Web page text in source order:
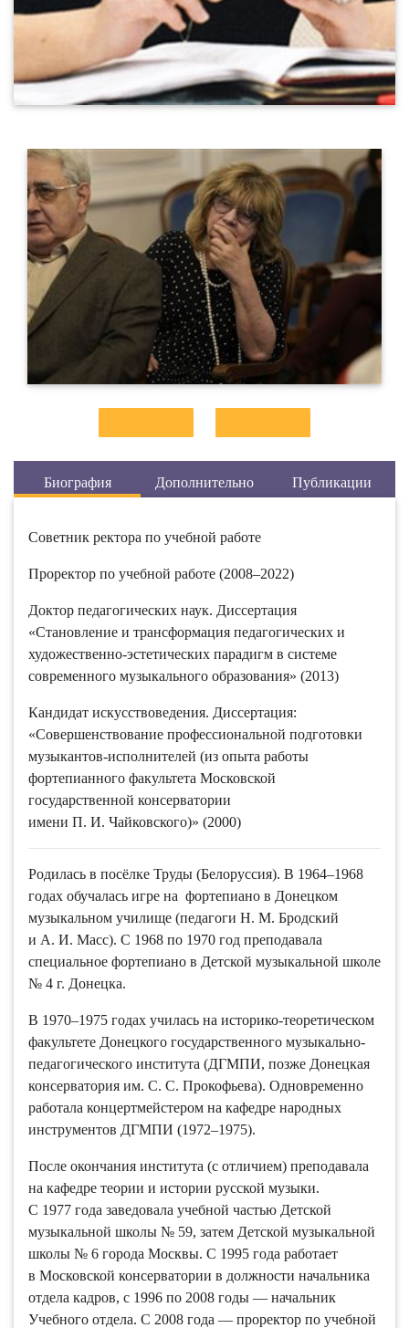
Биография Дополнительно Публикации
Советник ректора по учебной работе
Проректор по учебной работе (2008–2022)
Доктор педагогических наук. Диссертация
«Становление и трансформация педагогических и
художественно-эстетических парадигм в системе
современного музыкального образования» (2013)
Кандидат искусствоведения. Диссертация:
«Совершенствование профессиональной подготовки
музыкантов-исполнителей (из опыта работы
фортепианного факультета Московской
государственной консерватории
имени П. И. Чайковского)» (2000)
Родилась в посёлке Труды (Белоруссия). В 1964–1968
годах обучалась игре на фортепиано в Донецком
музыкальном училище (педагоги Н. М. Бродский
и А. И. Масс). С 1968 по 1970 год преподавала
специальное фортепиано в Детской музыкальной школе
№ 4 г. Донецка.
В 1970–1975 годах училась на историко-теоретическом
факультете Донецкого государственного музыкально-
педагогического института (ДГМПИ, позже Донецкая
консерватория им. С. С. Прокофьева). Одновременно
работала концертмейстером на кафедре народных
инструментов ДГМПИ (1972–1975).
После окончания института (с отличием) преподавала
на кафедре теории и истории русской музыки.
С 1977 года заведовала учебной частью Детской
музыкальной школы № 59, затем Детской музыкальной
школы № 6 города Москвы. С 1995 года работает
в Московской консерватории в должности начальника
отдела кадров, с 1996 по 2008 годы — начальник
Учебного отдела. С 2008 года — проректор по учебной